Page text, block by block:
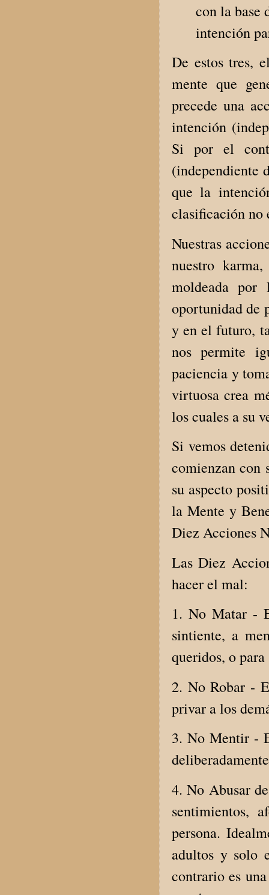
con la base
intención
De estos tres,
mente que
precede una
intención
Si por el
(independiente
que la
clasificación no
Nuestras
nuestro
moldeada por
oportunidad de
y en el futuro,
nos permite
paciencia y
virtuosa crea
los cuales a su
Si vemos
comienzan
su aspecto
la Mente y
Diez Acciones
Las Diez
hacer el mal:
1. No Matar -
sintiente, a
queridos, o
2. No Robar -
privar a los
3. No Mentir -
4. No Abusar
sentimientos,
persona.
adultos y solo
contrario es